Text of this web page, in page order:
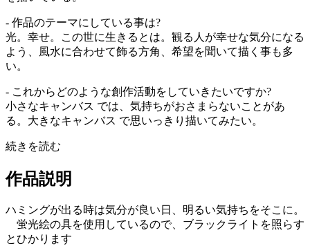
- 作品のテーマにしている事は?
光。幸せ。この世に生きるとは。観る人が幸せな気分になる
よう、風水に合わせて飾る方角、希望を聞いて描く事も多
い。
- これからどのような創作活動をしていきたいですか?
小さなキャンバス では、気持ちがおさまらないことがあ
る。大きなキャンバス で思いっきり描いてみたい。
続きを読む
作品説明
ハミングが出る時は気分が良い日、明るい気持ちをそこに。
蛍光絵の具を使用しているので、ブラックライトを照らす
とひかります